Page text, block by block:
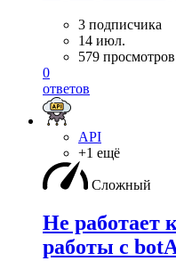
3 подписчика
14 июл.
579 просмотров
0
ответов
API
+1 ещё
Сложный
Не работает
работы с